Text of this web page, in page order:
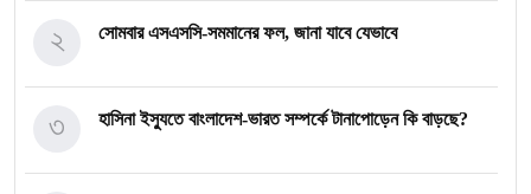
সোমবার এসএসসি-সমমানের ফল, জানা যাবে যেভাবে
২
হাসিনা ইস্যুতে বাংলাদেশ-ভারত সম্পর্কে টানাপোড়েন কি বাড়ছে?
৩